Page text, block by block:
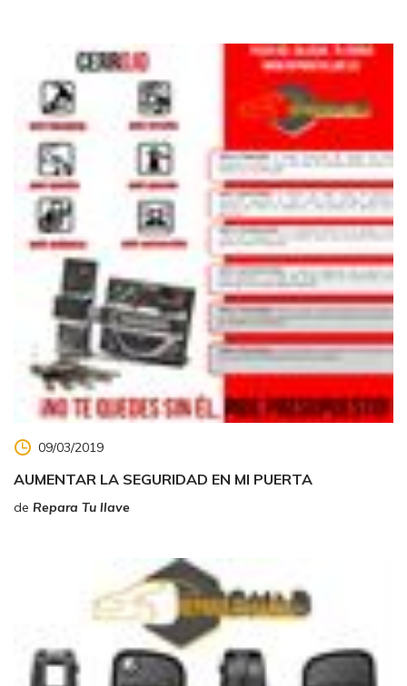
09/03/2019
AUMENTAR LA SEGURIDAD EN MI PUERTA
de Repara Tu llave